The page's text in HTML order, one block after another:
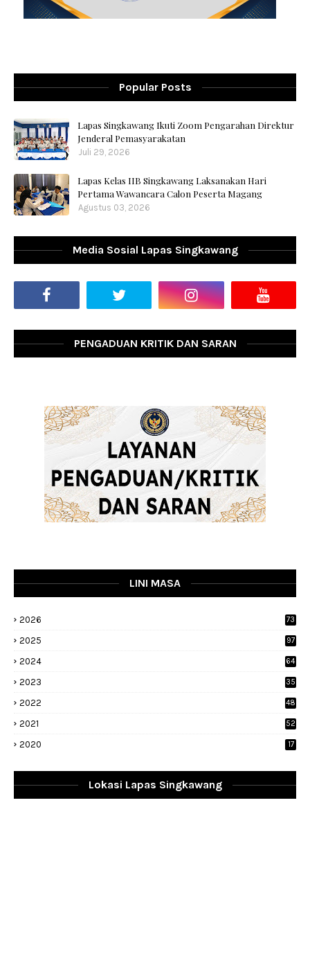
Popular Posts
Lapas Singkawang Ikuti Zoom Pengarahan Direktur
Jenderal Pemasyarakatan
Juli 29, 2026
Lapas Kelas IIB Singkawang Laksanakan Hari
Pertama Wawancara Calon Peserta Magang
Agustus 03, 2026
Media Sosial Lapas Singkawang
PENGADUAN KRITIK DAN SARAN
LINI MASA
2026 73
2025 97
2024 64
2023
35
2022
48
2021 52
2020 17
Lokasi Lapas Singkawang